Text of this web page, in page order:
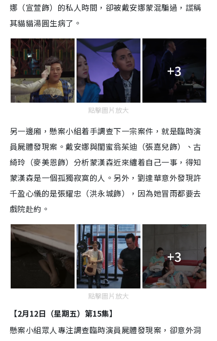
娜（宣萱飾）的私人時間，卻被戴安娜蒙混騙過，謊稱
其貓貓湯圓生病了。
+3
點擊圖片放大
另一邊廂，懸案小組着手調查下一宗案件，就是臨時演
員屍體發現案。戴安娜與閨蜜翁茱迪（張嘉兒飾）、古
綺玲（麥美恩飾）分析蒙漢森近來纏着自己一事，得知
蒙漢森是一個孤獨寂寞的人。另外，劉達華意外發現許
千盈心儀的是張耀忠（洪永城飾），因為她冒雨都要去
戲院赴約。
+3
點擊圖片放大
【2月12日（星期五）第15集】
懸案小組眾人專注調查臨時演員屍體發現案，卻意外洞